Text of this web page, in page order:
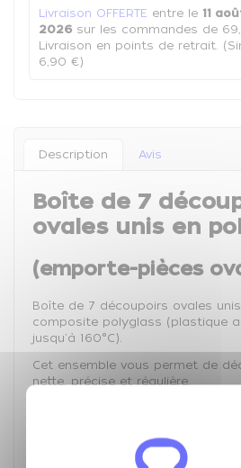
Livraison OFFERTE entre le 11
2026 sur les commandes de
Livraison en points de retrait.
6,90 €)
Description Avis
Boîte de 7
ovales unis en
(emporte-pièces
Boîte de 7 découpoirs ovales
composite polyglass (plastique
jusqu'à 160°C).
Cet ensemble vous permet de
nette, précise et régulière.
Très bonne qualité, très solide,
Facile à nettoyer grâce à sa
Ces découpoirs répondent aux